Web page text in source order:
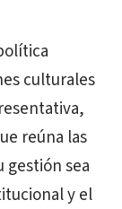
culturales
reúna las
gestión sea
y el